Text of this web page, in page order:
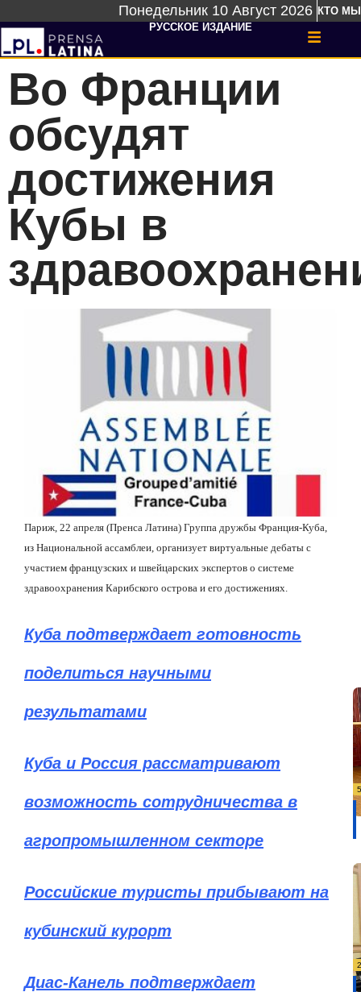
Понедельник 10 Август 2026 КТО МЫ
РУССКОЕ ИЗДАНИЕ
Во Франции
обсудят
достижения
Кубы в
Париж, 22 апреля (Пренса Латина) Группа дружбы Франция-Куба,
из Национальной ассамблеи, организует виртуальные дебаты с
участием французских и швейцарских экспертов о системе
здравоохранения Карибского острова и его достижениях.
Куба подтверждает готовность
поделиться научными
результатами
Куба и Россия рассматривают
возможность сотрудничества в
агропромышленном секторе
Российские туристы прибывают на
кубинский курорт
Диас-Канель подтверждает